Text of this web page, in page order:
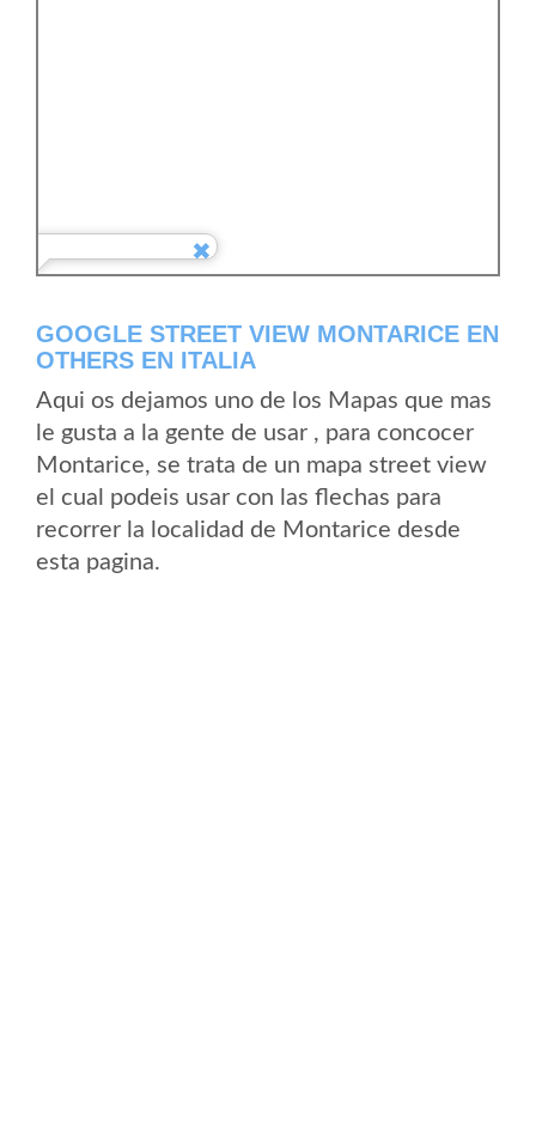
GOOGLE STREET VIEW MONTARICE EN
OTHERS EN ITALIA
Aqui os dejamos uno de los Mapas que mas
le gusta a la gente de usar , para concocer
Montarice, se trata de un mapa street view
el cual podeis usar con las flechas para
recorrer la localidad de Montarice desde
esta pagina.